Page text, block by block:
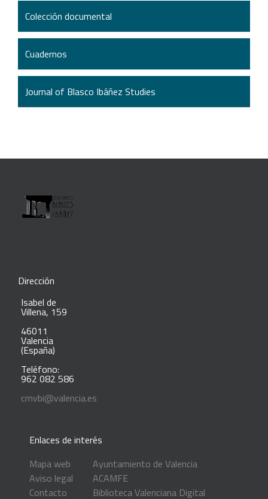
Colección documental
Cuadernos
Journal of Blasco Ibáñez Studies
Dirección
Isabel de
Villena, 159
46011
Valencia
(España)
Teléfono:
962 082 586
cmvbi@valencia.es
Enlaces de interés
Mapa web
Aviso legal
Contacto
Ayuntamiento de Valencia
ACAMFE
Biblioteca Valenciana Digital